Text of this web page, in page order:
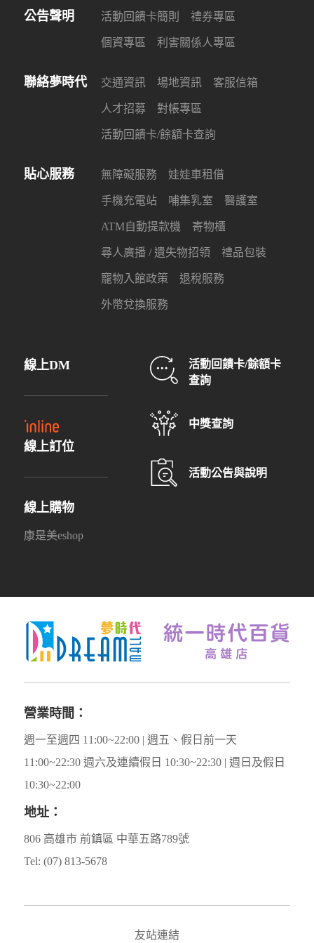
公告聲明 活動回饋卡簡則 禮券專區
個資專區 利害關係人專區
聯絡夢時代 交通資訊 場地資訊 客服信箱
人才招募 對帳專區
活動回饋卡/餘額卡查詢
貼心服務 無障礙服務 娃娃車租借
手機充電站 哺集乳室 醫護室
ATM自動提款機 寄物櫃
尋人廣播 / 遺失物招領 禮品包裝
寵物入館政策 退稅服務
外幣兌換服務
線上DM
線上訂位
線上購物
康是美eshop
活動回饋卡/餘額卡
查詢
中獎查詢
活動公告與說明
營業時間：
週一至週四 11:00~22:00 | 週五、假日前一天
11:00~22:30 週六及連續假日 10:30~22:30 | 週日及假日
10:30~22:00
地址：
806 高雄市 前鎮區 中華五路789號
Tel: (07) 813-5678
友站連結